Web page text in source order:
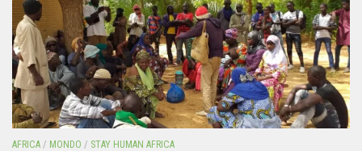
AFRICA / MONDO / STAY HUMAN AFRICA